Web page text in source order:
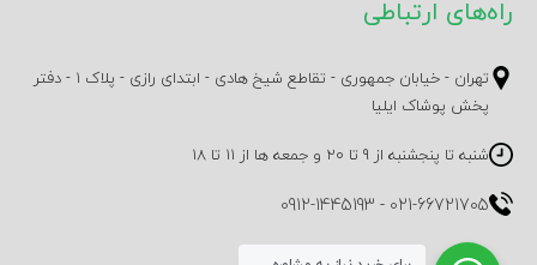
راه‌های ارتباطی
تهران - خیابان جمهوری - تقاطع شیخ هادی - ابتدای رازی - پلاک 1 - دفتر
پخش پوشاک ایلیا
شنبه تا پنجشنبه از 9 تا 20 و جمعه ها از 11 تا 18
021-66721705
-
0912-1445193